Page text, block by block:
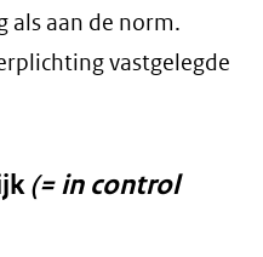
aan de norm.
vastgelegde
(= in control